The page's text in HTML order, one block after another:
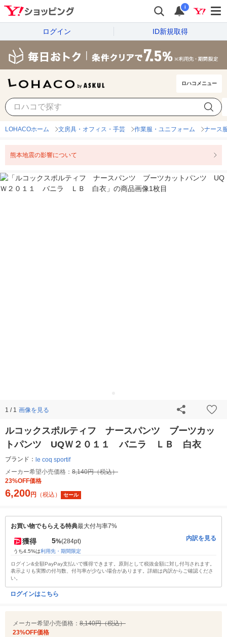
i
ログイン ID新規取得
ロハコメニュー
LOHACOホーム 文房具・オフィス・手芸 作業服・ユニフォーム ナース
熊本地震の影響について
1 / 1 画像を見る
ルコックスポルティフ ナースパンツ ブーツカッ
トパンツ UQＷ２０１１ バニラ ＬＢ 白衣
ブランド： le coq sportif
メーカー希望小売価格： 8,140円（税込）
23%OFF価格
6,200円 （税込） セール
お買い物でもらえる特典最大付与率7%
獲得 5%(284pt)
うち4.5%は利用先・期間限定
内訳を見る
ログイン&全額PayPay支払いで獲得できます。原則として税抜金額に対し付与されます。
表示よりも実際の付与数、付与率が少ない場合があります。詳細は内訳からご確認くださ
い。
ログインはこちら
メーカー希望小売価格： 8,140円（税込）
23%OFF価格